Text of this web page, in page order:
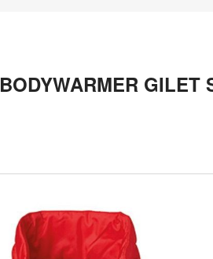
BODYWARMER GILET